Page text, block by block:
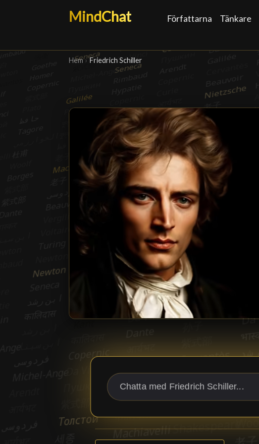
MindChat Författarna Tänkare
Hem › Friedrich Schiller